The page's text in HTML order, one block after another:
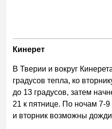
Кинерет
В Тверии и вокруг
градусов тепла, ко
до 13 градусов, затем
21 к пятнице. По ночам 7-
и вторник возможны